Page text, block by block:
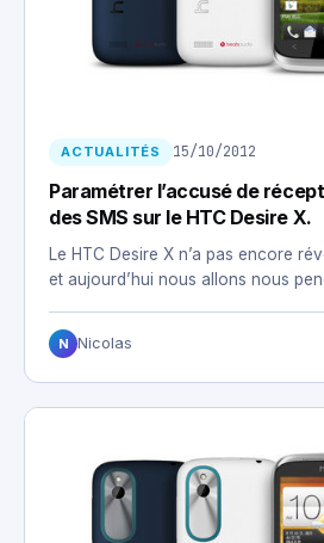
ACTUALITÉS 15/10/2012
Paramétrer l’accusé de
des SMS sur le HTC Desire X.
Le HTC Desire X n’a pas encore
et aujourd’hui nous allons nous
N Nicolas